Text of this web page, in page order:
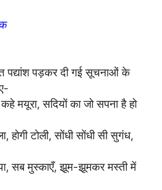
पद्यांश पड़कर दी गई सूचनाओं के
कहे मयूरा, सदियों का जो सपना है हो
होगी टोली, सोंधी सोंधी सी सुगंध,
सब मुस्काएँ, झूम-झूमकर मस्ती में